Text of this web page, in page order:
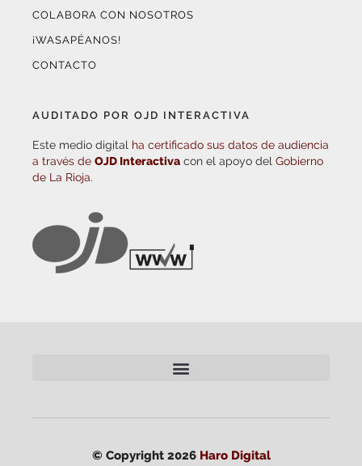
COLABORA CON NOSOTROS
¡WASAPÉANOS!
CONTACTO
AUDITADO POR OJD INTERACTIVA
Este medio digital ha certificado sus datos de audiencia
a través de OJD Interactiva con el apoyo del Gobierno
de La Rioja.
© Copyright 2026 Haro Digital